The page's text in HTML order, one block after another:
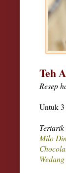
Teh
Resep
Untuk 3
Milo